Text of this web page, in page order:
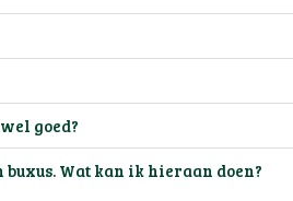
goed?
Wat kan ik hieraan doen?